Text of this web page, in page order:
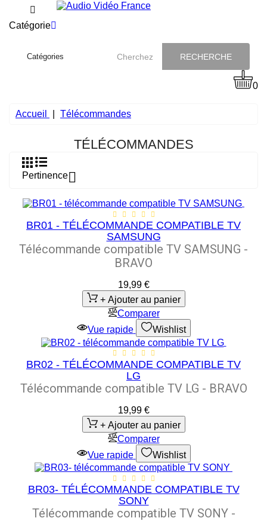
Catégorie
RECHERCHE
0
Accueil Télécommandes
TÉLÉCOMMANDES
Pertinence
BR01 - TÉLÉCOMMANDE COMPATIBLE TV
SAMSUNG
Télécommande compatible TV SAMSUNG -
BRAVO
19,99 €
+ Ajouter au panier
Comparer
Vue rapide
Wishlist
BR02 - TÉLÉCOMMANDE COMPATIBLE TV
LG
Télécommande compatible TV LG - BRAVO
19,99 €
+ Ajouter au panier
Comparer
Vue rapide
Wishlist
BR03- TÉLÉCOMMANDE COMPATIBLE TV
SONY
Télécommande compatible TV SONY -